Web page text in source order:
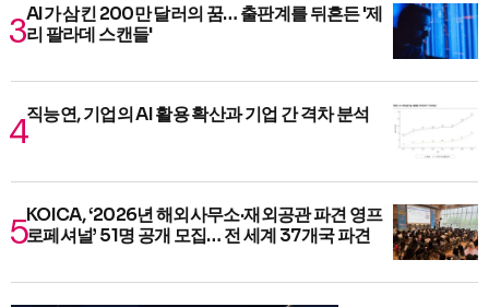
AI가 삼킨 200만 달러의 꿈… 출판계를 뒤흔든 '제
리 팔라데 스캔들'
직능연, 기업의 AI 활용 확산과 기업 간 격차 분석
KOICA, ‘2026년 해외사무소·재외공관 파견 영프
로페셔널’ 51명 공개 모집… 전 세계 37개국 파견